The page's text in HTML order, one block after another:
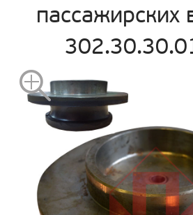
пассажирских